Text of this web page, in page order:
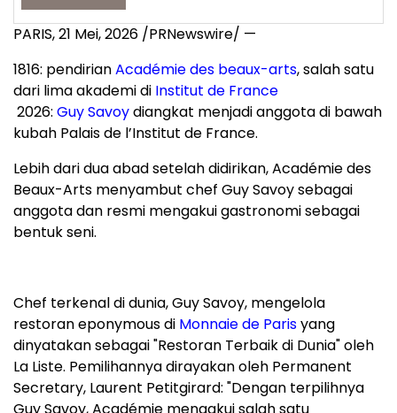
PARIS,21 Mei, 2026 /PRNewswire/ —
1816: pendirianAcadémie des beaux-arts, salah satu
dari lima akademi di Institut de France
2026: Guy Savoydiangkat menjadi anggota di bawah
kubah Palais de l’Institut de France.
Lebih dari dua abad setelah didirikan, Académie des
Beaux-Arts menyambut chef Guy Savoy sebagai
anggota dan resmi mengakui gastronomi sebagai
bentuk seni.
Chef terkenal di dunia, Guy Savoy, mengelola
restoran eponymous di Monnaie de Parisyang
dinyatakan sebagai "Restoran Terbaik di Dunia" oleh
La Liste. Pemilihannya dirayakan oleh Permanent
Secretary, Laurent Petitgirard: "Dengan terpilihnya
Guy Savoy, Académie mengakui salah satu